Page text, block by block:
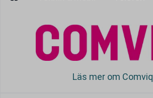
Läs mer om Comviq